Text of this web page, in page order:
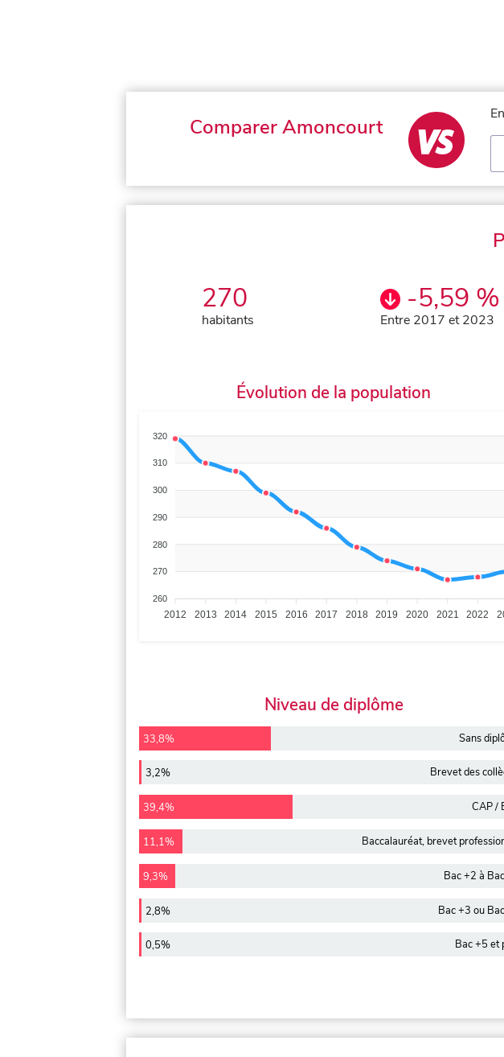
Comparer Amoncourt
270
habitants
-5,59 %
Entre 2017 et 2023
Évolution de la population
320
310
300
290
280
270
260
2012 2013 2014 2015 2016 2017 2018 2019 2020 2021 2022
Niveau de diplôme
33,8% Sans
3,2% Brevet des
39,4% CAP /
11,1% Baccalauréat, brevet
9,3% Bac +2 à
2,8% Bac +3 ou
0,5% Bac +5 et